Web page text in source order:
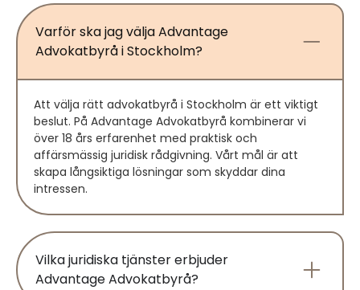
Varför ska jag välja Advantage
Advokatbyrå i Stockholm?
Att välja rätt advokatbyrå i Stockholm är ett viktigt
beslut. På Advantage Advokatbyrå kombinerar vi
över 18 års erfarenhet med praktisk och
affärsmässig juridisk rådgivning. Vårt mål är att
skapa långsiktiga lösningar som skyddar dina
intressen.
Vilka juridiska tjänster erbjuder
Advantage Advokatbyrå?